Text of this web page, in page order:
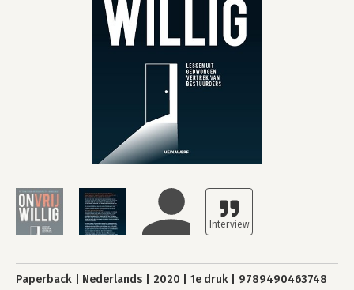
Paperback Nederlands 2020 1e druk 9789490463748